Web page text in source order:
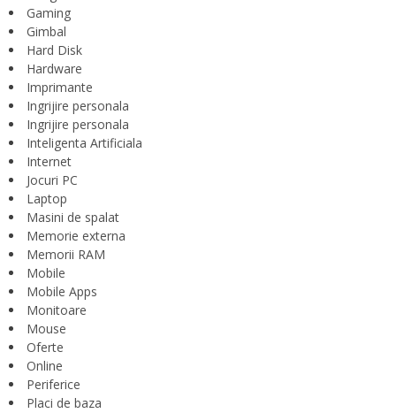
Gaming
Gimbal
Hard Disk
Hardware
Imprimante
Ingrijire personala
Ingrijire personala
Inteligenta Artificiala
Internet
Jocuri PC
Laptop
Masini de spalat
Memorie externa
Memorii RAM
Mobile
Mobile Apps
Monitoare
Mouse
Oferte
Online
Periferice
Placi de baza